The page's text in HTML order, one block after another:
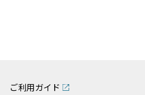
ご利用ガイド